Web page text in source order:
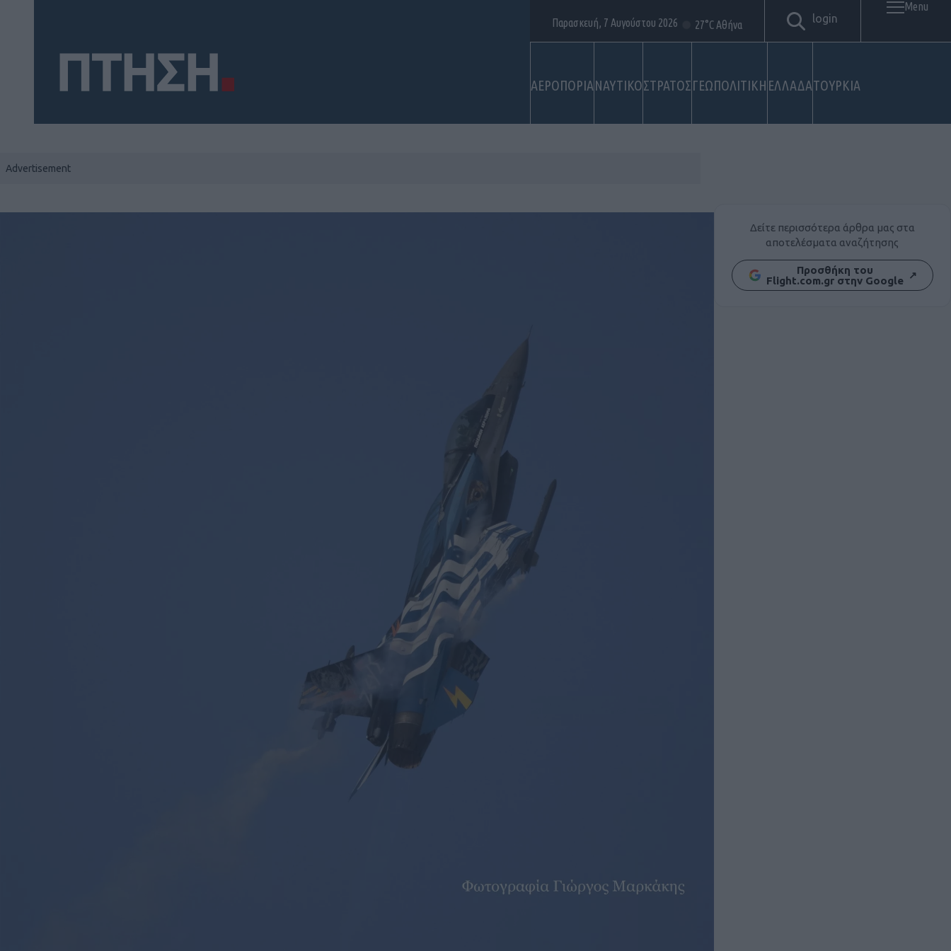
ΑΕΡΟΠΟΡΙΑΝΑΥΤΙΚΟΣΤΡΑΤΟΣΓΕΩΠΟΛΙΤΙΚΗ ΕΛΛΑΔΑΤΟΥΡΚΙΑ
Παρασκευή, 7 Αυγούστου 2026 27°C Αθήνα login
Menu
Δείτε περισσότερα άρθρα μας στα
αποτελέσματα αναζήτησης
Προσθήκη του
Flight.com.gr στην Google ↗